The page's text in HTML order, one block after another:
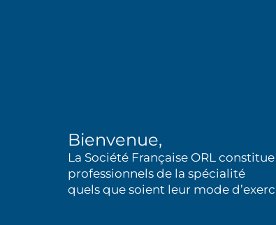
Bienvenue,
La Société Française ORL
professionnels de la spécialité
quels que soient leur mode